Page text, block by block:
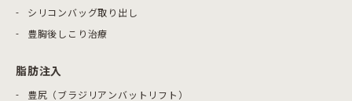
シリコンバッグ取り出し
豊胸後しこり治療
脂肪注入
豊尻（ブラジリアンバットリフト）